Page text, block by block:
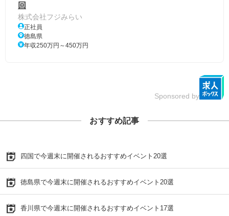
回
株式会社フジみらい
正社員
徳島県
年収250万円～450万円
Sponsored by
おすすめ記事
四国で今週末に開催されるおすすめイベント20選
徳島県で今週末に開催されるおすすめイベント20選
香川県で今週末に開催されるおすすめイベント17選